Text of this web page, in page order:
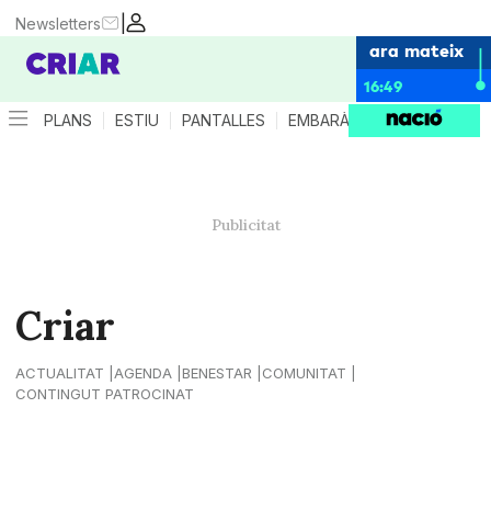
|
Newsletters
ara mateix
16:49
PLANS ESTIU PANTALLES EMBARÀS CRIANÇA
Criar
ACTUALITAT AGENDA BENESTAR
COMUNITAT
CONTINGUT PATROCINAT